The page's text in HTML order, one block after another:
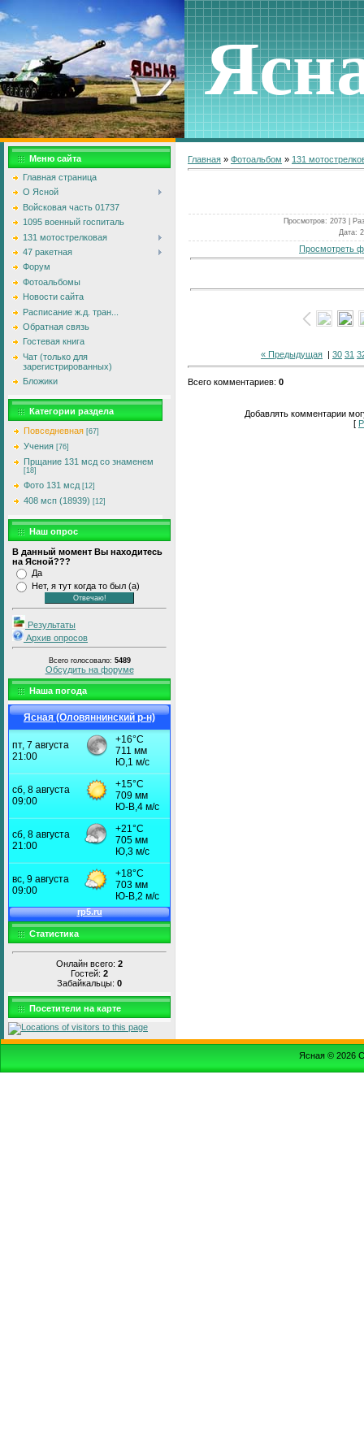
Меню сайта
Главная страница
О Ясной
Войсковая часть 01737
1095 военный госпиталь
131 мотострелковая
47 ракетная
Форум
Фотоальбомы
Новости сайта
Расписание ж.д. тран...
Обратная связь
Гостевая книга
Чат (только для
зарегистрированных)
Бложики
Категории раздела
Повседневная [67]
Учения [76]
Прщание 131 мсд со знаменем
[18]
Фото 131 мсд [12]
408 мсп (18939) [12]
Наш опрос
В данный момент Вы находитесь
на Ясной???
Да
Нет, я тут когда то был (а)
Результаты
Архив опросов
Всего голосовало: 5489
Обсудить на форуме
Наша погода
Ясная (Оловяннинский р-н)
Статистика
Онлайн всего: 2
Гостей: 2
Забайкальцы: 0
Посетители на карте
Главная » Фотоальбом » 131
Просмотров: 2073 |
Дата:
Просмотреть
« Предыдущая | 30 31
Всего комментариев: 0
Добавлять комментарии
[
Ясная © 2026